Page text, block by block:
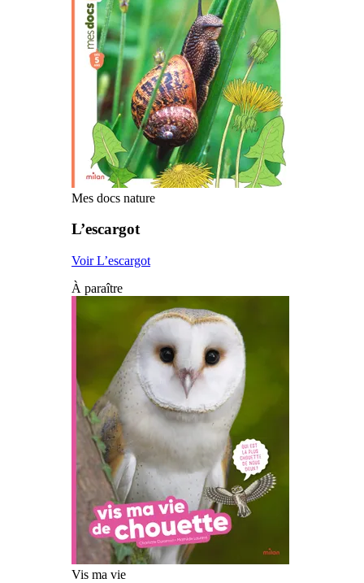
Mes docs nature
L’escargot
Voir L’escargot
À paraître
Vis ma vie